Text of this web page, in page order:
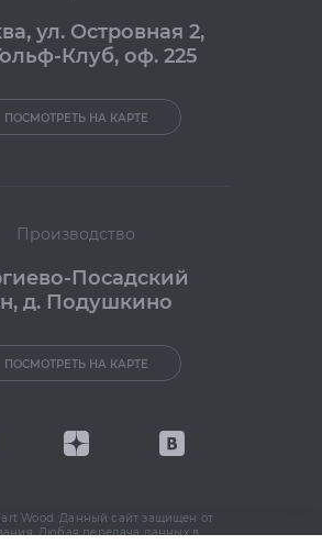
, ул. Островная 2,
Клуб, оф. 225
ПОСМОТРЕТЬ НА КАРТЕ
Производство
Посадский
д. Подушкино
ПОСМОТРЕТЬ НА КАРТЕ
Wood. Данный сайт защищен от
Любая передача данных в